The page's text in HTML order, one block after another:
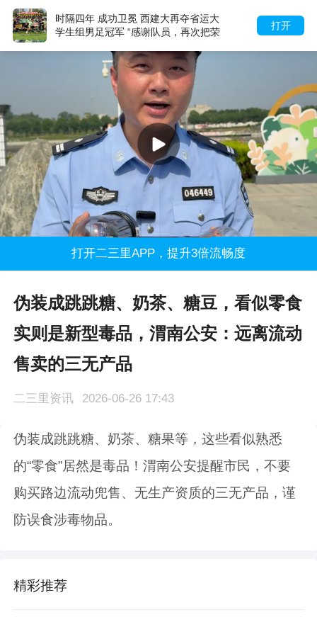
打开
时隔四年 成功卫冕 西建大再夺省运大
学生组男足冠军 “感谢队员，再次把荣
打开二三里APP，提升3倍流畅度
伪装成跳跳糖、奶茶、糖豆，看似零食
实则是新型毒品，渭南公安：远离流动
售卖的三无产品
二三里资讯 2026-06-26 17:43
伪装成跳跳糖、奶茶、糖果等，这些看似熟悉
的“零食”居然是毒品！渭南公安提醒市民，不要
购买路边流动兜售、无生产资质的三无产品，谨
防误食涉毒物品。
精彩推荐